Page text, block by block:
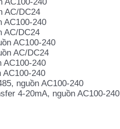
AC/DC24
AC100-240
AC/DC24
AC100-240
AC/DC24
AC100-240
AC100-240
nguồn AC100-240
4-20mA, nguồn AC100-240